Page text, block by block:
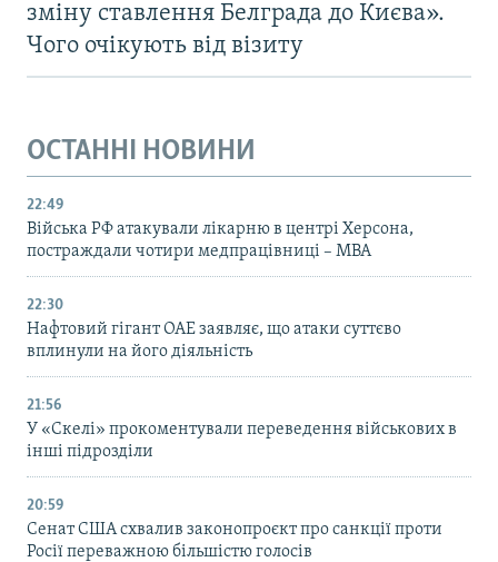
зміну ставлення Белграда до Києва».
Чого очікують від візиту
ОСТАННІ НОВИНИ
22:49
Війська РФ атакували лікарню в центрі Херсона,
постраждали чотири медпрацівниці – МВА
22:30
Нафтовий гігант ОАЕ заявляє, що атаки суттєво
вплинули на його діяльність
21:56
У «Скелі» прокоментували переведення військових в
інші підрозділи
20:59
Cенат США схвалив законопроєкт про санкції проти
Росії переважною більшістю голосів